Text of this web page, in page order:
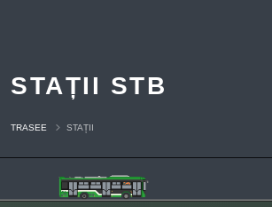
STAȚII STB
TRASEE STAȚII